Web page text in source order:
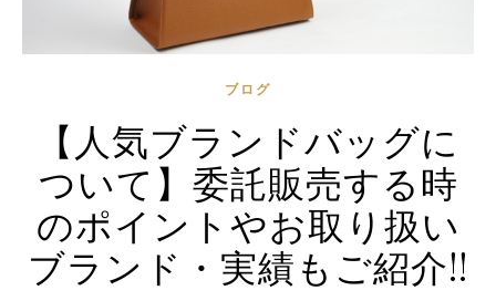
ブログ
【人気ブランドバッグに
ついて】委託販売する時
のポイントやお取り扱い
ブランド・実績もご紹介!!